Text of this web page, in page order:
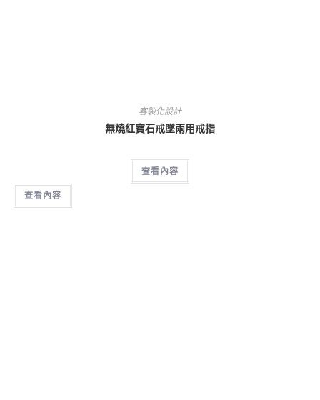
客製化設計
無燒紅寶石戒墜兩用戒指
查看內容
查看內容